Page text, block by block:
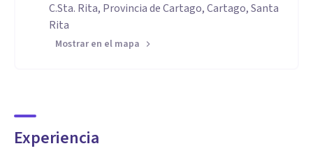
C.Sta. Rita, Provincia de Cartago, Cartago, Santa
Rita
Mostrar en el mapa
Experiencia